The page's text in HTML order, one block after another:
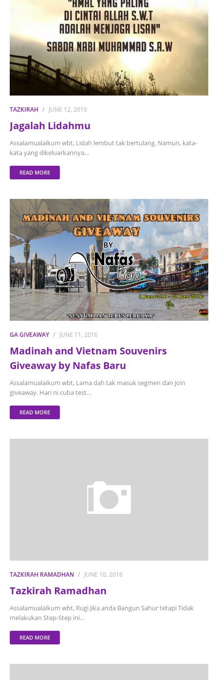
TAZKIRAH JUNE 12, 2016
Jagalah Lidahmu
Assalamualaikum wbt, Lidah lembut tak bertulang. Namun, kata-
kata yang dikeluarkannya…
READ MORE
GA GIVEAWAY JUNE 11, 2016
Madinah and Vietnam Souvenirs
Giveaway by Nafas Baru
Assalamualaikum wbt, Lama dah tak masuk segmen dan join
giveaway. Hari ni cuba test…
READ MORE
TAZKIRAH RAMADHAN JUNE 10, 2016
Tazkirah Ramadhan
Assalamualaikum wbt, Rugi Jika anda Bangun Sahur tetapi Tidak
melakukan Step-Step ini…
READ MORE